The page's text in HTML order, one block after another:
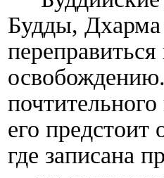
Будды, Дхарма
его
где записана